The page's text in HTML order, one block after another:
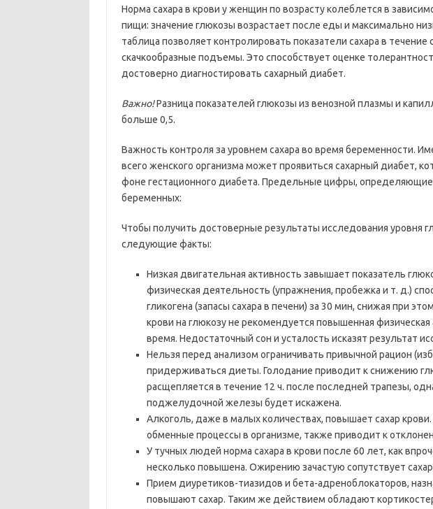
Норма сахара в крови у женщин по возрасту колеблется в
пищи: значение глюкозы возрастает после еды и максимально
таблица позволяет контролировать показатели сахара в течение
скачкообразные подъемы. Это способствует оценке
достоверно диагностировать сахарный диабет.
Важно!Разница показателей глюкозы из венозной плазмы и
больше 0,5.
Важность контроля за уровнем сахара во время беременности.
всего женского организма может проявиться сахарный диабет,
фоне гестационного диабета. Предельные цифры, определяющие
беременных:
Чтобы получить достоверные результаты исследования уровня
следующие факты:
Низкая двигательная активность завышает показатель
физическая деятельность (упражнения, пробежка и т. д.)
гликогена (запасы сахара в печени) за 30 мин, снижая при
крови на глюкозу не рекомендуется повышенная физическая
время. Недостаточный сон и усталость исказят результат
Нельзя перед анализом ограничивать привычной рацион
придерживаться диеты. Голодание приводит к снижению
расщепляется в течение 12 ч. после последней трапезы,
поджелудочной железы будет искажена.
Алкоголь, даже в малых количествах, повышает сахар крови.
обменные процессы в организме, также приводит к
У тучных людей норма сахара в крови после 60 лет, как
несколько повышена. Ожирению зачастую сопутствует
Прием диуретиков-тиазидов и бета-адреноблокаторов,
повышают сахар. Таким же действием обладают